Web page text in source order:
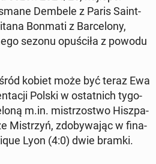
Dembele z Paris Saint-
Bonmati z Bar­ce­lo­ny,
sezonu opu­ści­ła z powodu
kobiet może być teraz Ewa
Polski w ostat­nich ty­go­
m.in. mi­strzo­stwo Hisz­pa­
Mi­strzyń, zdo­by­wa­jąc w fi­na­
Lyon (4:0) dwie bramki.